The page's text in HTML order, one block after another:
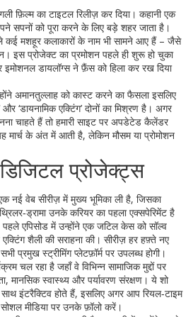
फ़िल्म का टाइटल रिलीज़ कर दिया। कहानी एक
सपनों को पूरा करने के लिए बड़े शहर जाता है।
मशहूर कलाकारों के नाम भी सामने आए हैं – जैसे
इस प्रोजेक्ट का प्रमोशन पहले ही शुरू हो चुका
डायलॉग्स ने फ़ैंस को हिला कर रख दिया
अमानतुल्लाह को कास्ट करने का फैसला इसलिए
और ‘डायनामिक एक्टिंग’ दोनों का मिश्रण है। अगर
चाहते हैं तो हमारी साइट पर अपडेटेड कैलेंडर
के अंत में आती है, लेकिन मौसम या प्रोमोशन
प्रोजेक्ट्स
नई वेब सीरीज़ में मुख्य भूमिका ली है, जिसका
उनके करियर का पहला एक्सपेरिमेंट है
पहले एपिसोड में उन्होंने एक जटिल केस को सॉल्व
शैली की सराहना की। सीरीज़ हर हफ़्ते नए
प्रमुख स्ट्रीमिंग प्लेटफ़ॉर्म पर उपलब्ध होगी।
चल रहा है जहाँ वे विभिन्न सामाजिक मुद्दों पर
मानसिक स्वास्थ्य और पर्यावरण संरक्षण। ये शो
इंटरैक्टिव होते हैं, इसलिए अगर आप रियल‑टाइम
मीडिया पर उनके फ़ॉलो करें।